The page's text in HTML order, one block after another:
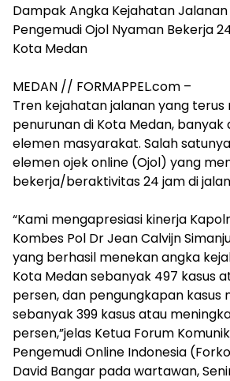
Dampak Angka Kejahatan Jalanan
Pengemudi Ojol Nyaman Bekerja
Kota Medan
‎MEDAN // FORMAPPEL.com –
Tren kejahatan jalanan yang
penurunan di Kota Medan, banyak
elemen masyarakat. Salah
elemen ojek online (Ojol) yang
bekerja/beraktivitas 24 jam di
“Kami mengapresiasi kinerja
Kombes Pol Dr Jean Calvijn
yang berhasil menekan angka
Kota Medan sebanyak 497 kasus
persen, dan pengungkapan kasus
sebanyak 399 kasus atau
persen,”jelas Ketua Forum
Pengemudi Online Indonesia
David Bangar pada wartawan,